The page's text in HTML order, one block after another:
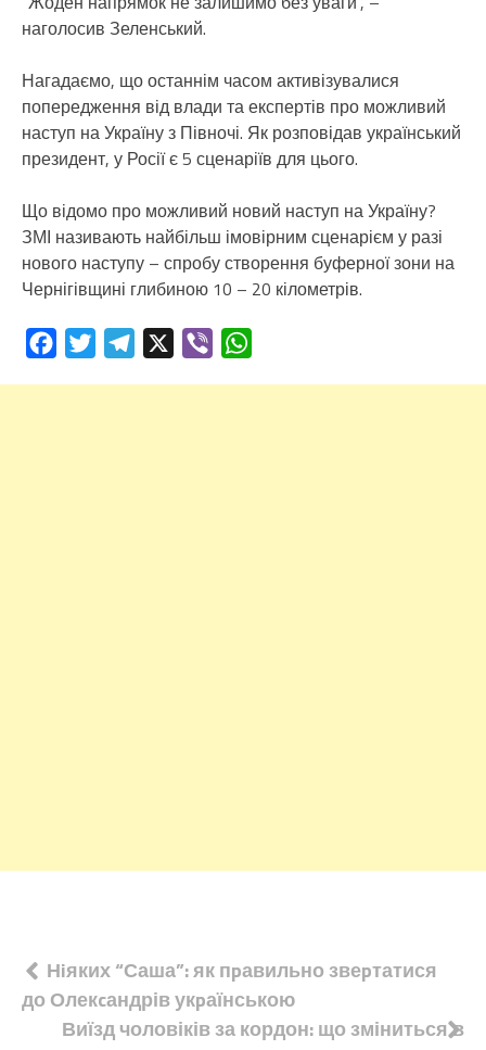
наголосив Зеленський.
Нагадаємо, що останнім часом активізувалися
попередження від влади та експертів про можливий
наступ на Україну з Півночі. Як розповідав український
президент, у Росії є 5 сценаріїв для цього.
Що відомо про можливий новий наступ на Україну?
ЗМІ називають найбільш імовірним сценарієм у разі
нового наступу – спробу створення буферної зони на
Чернігівщині глибиною 10 – 20 кілометрів.
FacebookTwitterTelegram Viber
Навігація
записів
Нiяких “Саша”: як пpавильно звеpтатися
до Олекcандрів укpаїнською
Виїзд чоловіків за кордон: що зміниться в